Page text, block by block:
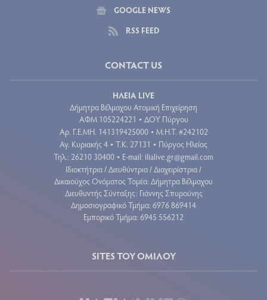
GOOGLE NEWS
RSS FEED
CONTACT US
ΗΛΕΙΑ LIVE
Δήμητρα Βέλμαχου Ατομική Επιχείρηση
ΑΦΜ 105224221 • ΔΟΥ Πύργου
Aρ. Γ.Ε.ΜΗ. 141319425000 • Μ.Η.Τ. #242102
Αγ. Κυριακής 4 • Τ.Κ. 27131 • Πύργος Ηλείας
Τηλ.: 26210 30400 • E-mail: ilialive.gr@gmail.com
Ιδιοκτήτρια / Διευθύντρια / Διαχειρίστρια /
Δικαιούχος Ονόματος Τομέα: Δήμητρα Βέλμαχου
Διευθυντής Σύνταξης: Γιάννης Σπυρούνης
Δημοσιογραφικό Τμήμα: 6976 869414
Εμπορικό Τμήμα: 6945 556212
SITES ΤΟΥ ΟΜΙΛΟΥ